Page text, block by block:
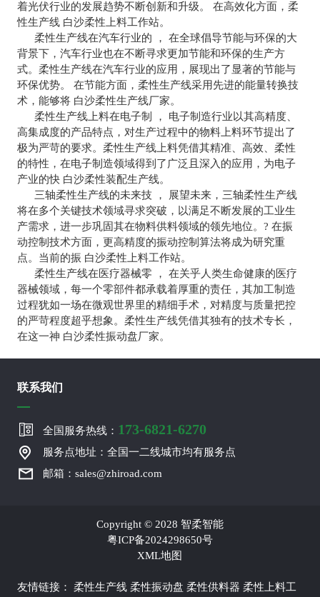
着光伏行业的发展趋势不断创新和升级。 在高效化方面，柔
性生产线 白沙柔性上料工作站。
柔性生产线在汽车行业的 ， 在全球倡导节能与环保的大
背景下，汽车行业也在不断寻求更加节能和环保的生产方
式。柔性生产线在汽车行业的应用，展现出了显著的节能与
环保优势。 在节能方面，柔性生产线采用先进的能量转换技
术，能够将 白沙柔性生产线厂家。
柔性生产线上料在电子制 ， 电子制造行业以其高精度、
高集成度的产品特点，对生产过程中的物料上料环节提出了
极为严苛的要求。柔性生产线上料凭借其精准、高效、柔性
的特性，在电子制造领域得到了广泛且深入的应用，为电子
产业的快 白沙柔性装配生产线。
三轴柔性生产线的未来技 ， 展望未来，三轴柔性生产线
将在多个关键技术领域寻求突破，以满足不断发展的工业生
产需求，进一步巩固其在物料供料领域的领先地位。? 在振
动控制技术方面，更高精度的振动控制算法将成为研究重
点。当前的振 白沙柔性上料工作站。
柔性生产线在医疗器械零 ， 在关乎人类生命健康的医疗
器械领域，每一个零部件都承载着厚重的责任，其加工制造
过程犹如一场在微观世界里的精细手术，对精度与质量把控
的严苛程度超乎想象。柔性生产线凭借其独有的技术专长，
在这一神 白沙柔性振动盘厂家。
联系我们
全国服务热线： 173-6821-6270
服务点地址：全国一二线城市均有服务点
邮箱：sales@zhiroad.com
Copyright © 2028 智柔智能
粤ICP备2024298650号
XML地图
友情链接： 柔性生产线 柔性振动盘 柔性供料器 柔性上料工